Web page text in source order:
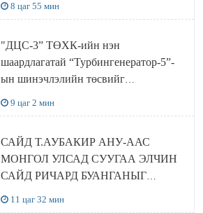
8 цаг 55 мин
"ДЦС-3” ТӨХК-ийн нэн
шаардлагатай “Турбингенератор-5”-
ын шинэчлэлийн төсвийг
9 цаг 2 мин
САЙД Т.АУБАКИР АНУ-ААС
МОНГОЛ УЛСАД СУУГАА ЭЛЧИН
САЙД РИЧАРД БУАНГАНЫГ
11 цаг 32 мин